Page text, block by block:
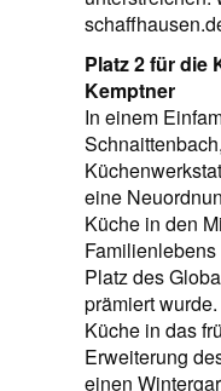
Platz 2 für die
Kemptner
In einem
eine
Küche in den
Platz des
prämiert
Küche in das
Erweiterung
einen